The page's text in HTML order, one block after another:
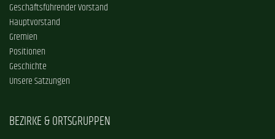
Geschäftsführender Vorstand
Hauptvorstand
Gremien
Positionen
Geschichte
Unsere Satzungen
BEZIRKE & ORTSGRUPPEN